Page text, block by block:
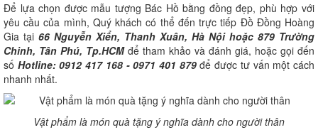
Để lựa chọn được mẫu tượng Bác Hồ bằng đồng đẹp, phù hợp với
yêu cầu của mình, Quý khách có thể đến trực tiếp Đồ Đồng Hoàng
Gia tại 66 Nguyễn Xiển, Thanh Xuân, Hà Nội hoặc 879 Trường
Chinh, Tân Phú, Tp.HCMđể tham khảo và đánh giá, hoặc gọi đến
số Hotline: 0912 417 168 - 0971 401 879để được tư vấn một cách
nhanh nhất.
Vật phẩm là món quà tặng ý nghĩa dành cho người thân